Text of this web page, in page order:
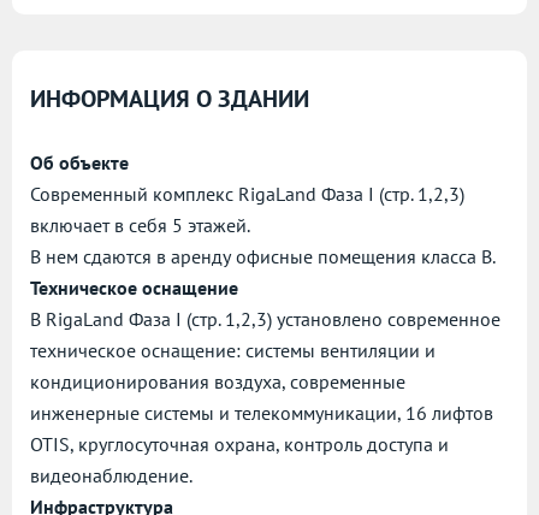
ИНФОРМАЦИЯ О ЗДАНИИ
Об объекте
Современный комплекс RigaLand Фаза I (стр. 1,2,3)
включает в себя 5 этажей.
В нем сдаются в аренду офисные помещения класса B.
Техническое оснащение
В RigaLand Фаза I (стр. 1,2,3) установлено современное
техническое оснащение: системы вентиляции и
кондиционирования воздуха, современные
инженерные системы и телекоммуникации, 16 лифтов
OTIS, круглосуточная охрана, контроль доступа и
видеонаблюдение.
Инфраструктура